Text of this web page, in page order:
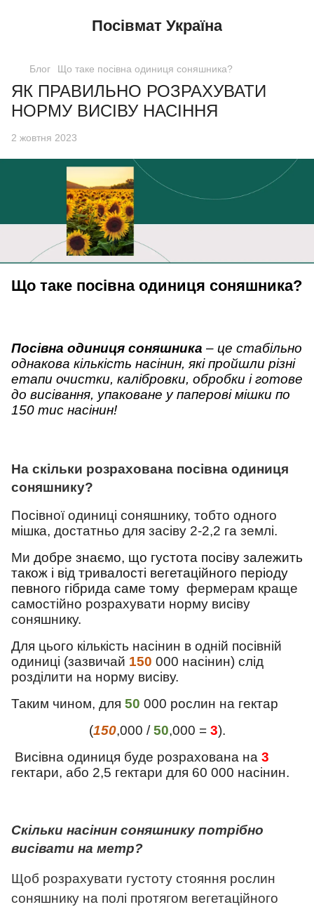
Посівмат Україна
Блог Що таке посівна одиниця соняшника?
ЯК ПРАВИЛЬНО РОЗРАХУВАТИ
НОРМУ ВИСІВУ НАСІННЯ
2 жовтня 2023
Що таке посівна одиниця соняшника?
Посівна одиниця соняшника – це стабільно
однакова кількість насінин, які пройшли різні
етапи очистки, калібровки, обробки і готове
до висівання, упаковане у паперові мішки по
150 тис насінин!
На скільки розрахована посівна одиниця
соняшнику?
Посівної одиниці соняшнику, тобто одного
мішка, достатньо для засіву 2-2,2 га землі.
Ми добре знаємо, що густота посіву залежить
також і від тривалості вегетаційного періоду
певного гібрида саме тому фермерам краще
самостійно розрахувати норму висіву
соняшнику.
Для цього кількість насінин в одній посівній
одиниці (зазвичай 150 000 насінин) слід
розділити на норму висіву.
Таким чином, для 50 000 рослин на гектар
(150,000 /50,000 = 3).
Висівна одиниця буде розрахована на 3
гектари, або 2,5 гектари для 60 000 насінин.
Скільки насінин соняшнику потрібно
висівати на метр?
Щоб розрахувати густоту стояння рослин
соняшнику на полі протягом вегетаційного